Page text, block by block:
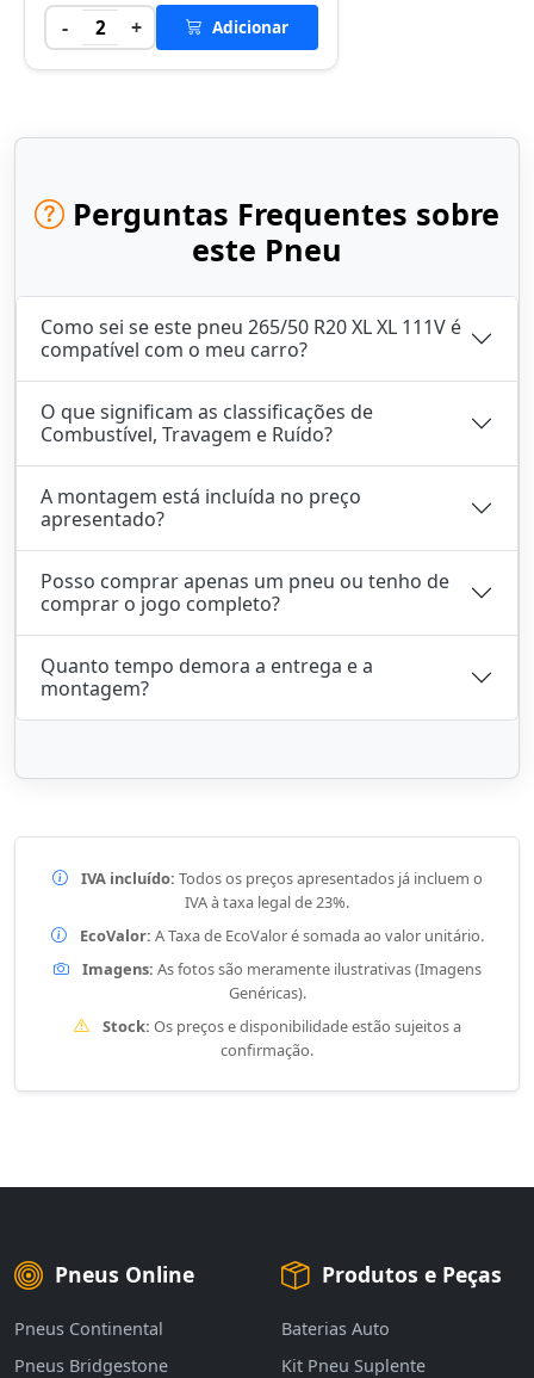
- 2 + Adicionar
Perguntas Frequentes sobre
este Pneu
Como sei se este pneu 265/50 R20 XL XL 111V é
compatível com o meu carro?
O que significam as classificações de
Combustível, Travagem e Ruído?
A montagem está incluída no preço
apresentado?
Posso comprar apenas um pneu ou tenho de
comprar o jogo completo?
Quanto tempo demora a entrega e a
montagem?
IVA incluído: Todos os preços apresentados já incluem o
IVA à taxa legal de 23%.
EcoValor: A Taxa de EcoValor é somada ao valor unitário.
Imagens: As fotos são meramente ilustrativas (Imagens
Genéricas).
Stock: Os preços e disponibilidade estão sujeitos a
confirmação.
Pneus Online
Pneus Continental
Pneus Bridgestone
Produtos e Peças
Baterias Auto
Kit Pneu Suplente